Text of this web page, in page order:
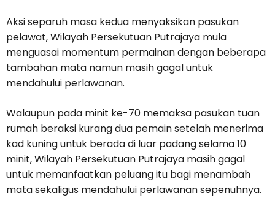
Aksi separuh masa kedua menyaksikan pasukan
pelawat, Wilayah Persekutuan Putrajaya mula
menguasai momentum permainan dengan beberapa
tambahan mata namun masih gagal untuk
mendahului perlawanan.
Walaupun pada minit ke-70 memaksa pasukan tuan
rumah beraksi kurang dua pemain setelah menerima
kad kuning untuk berada di luar padang selama 10
minit, Wilayah Persekutuan Putrajaya masih gagal
untuk memanfaatkan peluang itu bagi menambah
mata sekaligus mendahului perlawanan sepenuhnya.